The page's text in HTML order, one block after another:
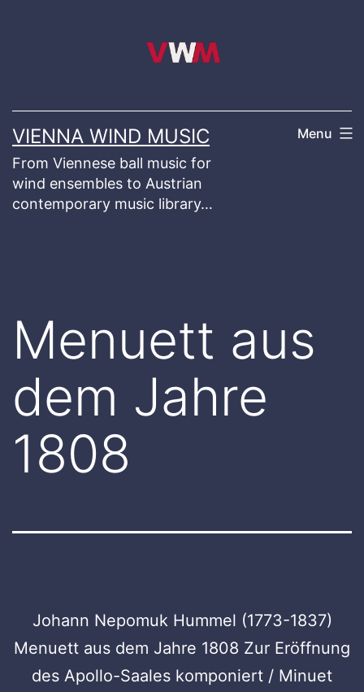
VIENNA WIND MUSIC
From Viennese ball music for
wind ensembles to Austrian
contemporary music library…
Menu
Menuett aus
dem Jahre
1808
Johann Nepomuk Hummel (1773-1837)
Menuett aus dem Jahre 1808 Zur Eröffnung
des Apollo-Saales komponiert / Minuet